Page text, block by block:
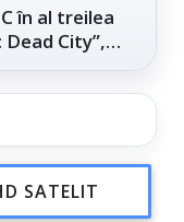
în al treilea
City”,
SATELIT